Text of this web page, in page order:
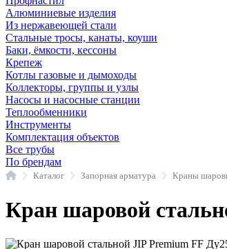
Алюминиевые изделия
Из нержавеющей стали
Стальные тросы, канаты, коуши
Баки, ёмкости, кессоны
Крепеж
Котлы газовые и дымоходы
Коллекторы, группы и узлы
Насосы и насосные станции
Теплообменники
Инструменты
Комплектация объектов
Все трубы
По брендам
ГлавнаяКаталог Запорная арматура Краны
Кран шаровой